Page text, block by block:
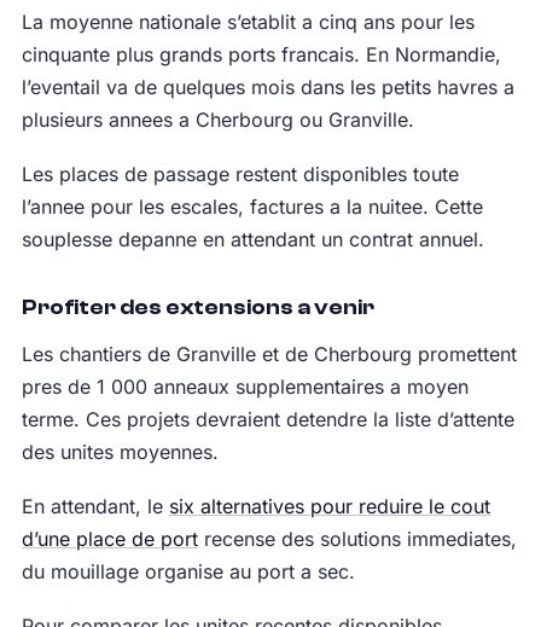
La moyenne nationale s’etablit a cinq ans pour les
cinquante plus grands ports francais. En Normandie,
l’eventail va de quelques mois dans les petits havres a
plusieurs annees a Cherbourg ou Granville.
Les places de passage restent disponibles toute
l’annee pour les escales, factures a la nuitee. Cette
souplesse depanne en attendant un contrat annuel.
Profiter des extensions a venir
Les chantiers de Granville et de Cherbourg promettent
pres de 1 000 anneaux supplementaires a moyen
terme. Ces projets devraient detendre la liste d’attente
des unites moyennes.
En attendant, le six alternatives pour reduire le cout
d’une place de portrecense des solutions immediates,
du mouillage organise au port a sec.